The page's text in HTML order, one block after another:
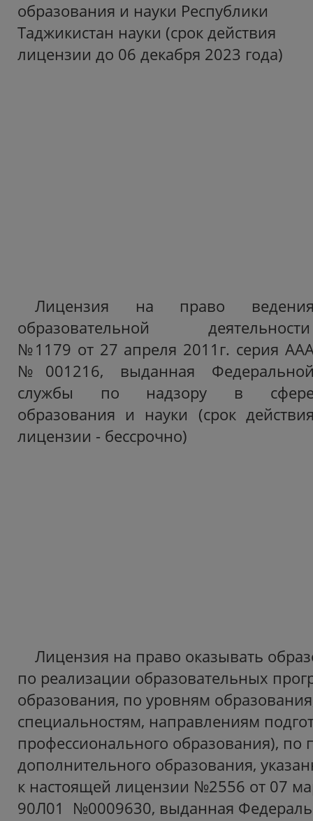
образования и науки Республики
Таджикистан науки (срок действия
лицензии до 06 декабря 2023 года)
Лицензия на право
образовательной
№1179 от 27 апреля 2011г. серия
№001216, выданная
службы по надзору в
образования и науки (срок
лицензии - бессрочно)
Лицензия на право оказывать
по реализации образовательных
образования, по уровням
специальностям, направлениям
профессионального образования), по
дополнительного образования,
к настоящей лицензии №2556 от 07
90Л01 №0009630, выданная